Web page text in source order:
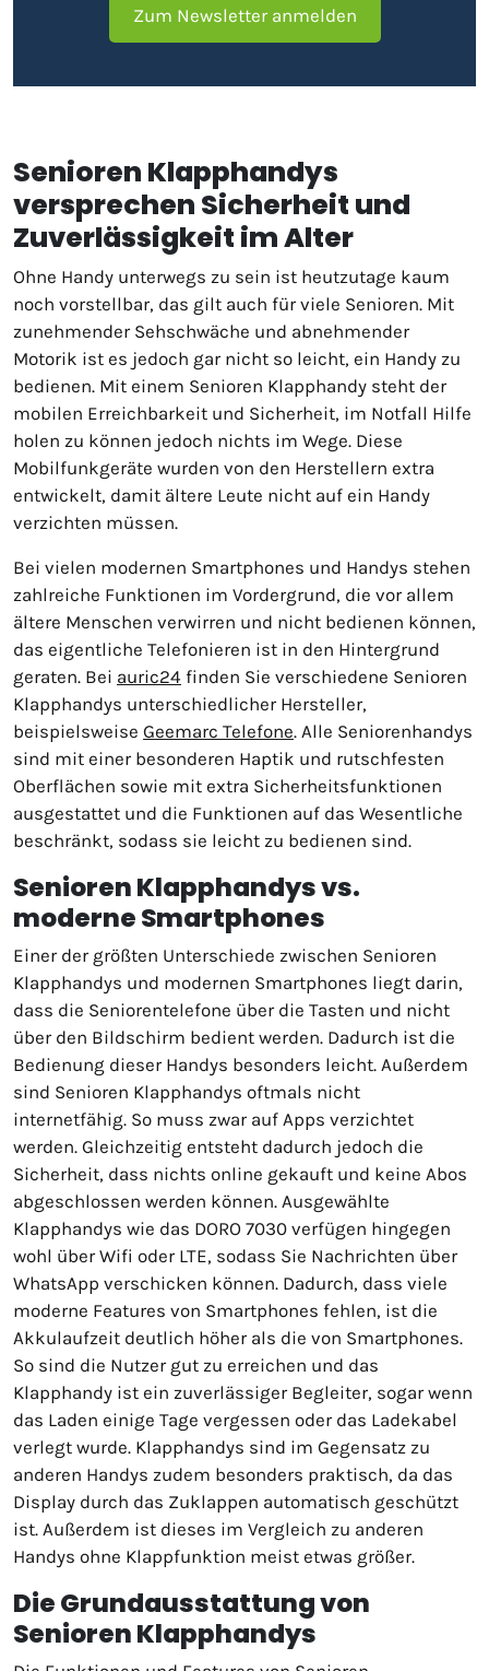
Zum Newsletter anmelden
Senioren Klapphandys
versprechen Sicherheit und
Zuverlässigkeit im Alter
Ohne Handy unterwegs zu sein ist heutzutage kaum
noch vorstellbar, das gilt auch für viele Senioren. Mit
zunehmender Sehschwäche und abnehmender
Motorik ist es jedoch gar nicht so leicht, ein Handy zu
bedienen. Mit einem Senioren Klapphandy steht der
mobilen Erreichbarkeit und Sicherheit, im Notfall Hilfe
holen zu können jedoch nichts im Wege. Diese
Mobilfunkgeräte wurden von den Herstellern extra
entwickelt, damit ältere Leute nicht auf ein Handy
verzichten müssen.
Bei vielen modernen Smartphones und Handys stehen
zahlreiche Funktionen im Vordergrund, die vor allem
ältere Menschen verwirren und nicht bedienen können,
das eigentliche Telefonieren ist in den Hintergrund
geraten. Bei auric24 finden Sie verschiedene Senioren
Klapphandys unterschiedlicher Hersteller,
beispielsweise Geemarc Telefone. Alle Seniorenhandys
sind mit einer besonderen Haptik und rutschfesten
Oberflächen sowie mit extra Sicherheitsfunktionen
ausgestattet und die Funktionen auf das Wesentliche
beschränkt, sodass sie leicht zu bedienen sind.
Senioren Klapphandys vs.
moderne Smartphones
Einer der größten Unterschiede zwischen Senioren
Klapphandys und modernen Smartphones liegt darin,
dass die Seniorentelefone über die Tasten und nicht
über den Bildschirm bedient werden. Dadurch ist die
Bedienung dieser Handys besonders leicht. Außerdem
sind Senioren Klapphandys oftmals nicht
internetfähig. So muss zwar auf Apps verzichtet
werden. Gleichzeitig entsteht dadurch jedoch die
Sicherheit, dass nichts online gekauft und keine Abos
abgeschlossen werden können. Ausgewählte
Klapphandys wie das DORO 7030 verfügen hingegen
wohl über Wifi oder LTE, sodass Sie Nachrichten über
WhatsApp verschicken können. Dadurch, dass viele
moderne Features von Smartphones fehlen, ist die
Akkulaufzeit deutlich höher als die von Smartphones.
So sind die Nutzer gut zu erreichen und das
Klapphandy ist ein zuverlässiger Begleiter, sogar wenn
das Laden einige Tage vergessen oder das Ladekabel
verlegt wurde. Klapphandys sind im Gegensatz zu
anderen Handys zudem besonders praktisch, da das
Display durch das Zuklappen automatisch geschützt
ist. Außerdem ist dieses im Vergleich zu anderen
Handys ohne Klappfunktion meist etwas größer.
Die Grundausstattung von
Senioren Klapphandys